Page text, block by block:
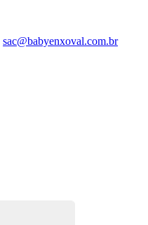
sac@babyenxoval.com.br